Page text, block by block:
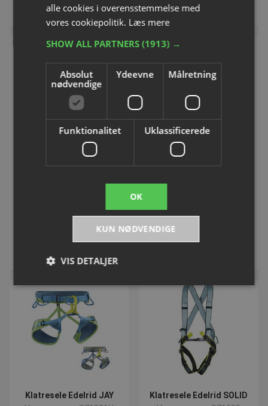
Køb Se varianter
Klatresele Edelrid Zack
Klatresele FRAGGLE II
Varenummer: S71030
Klatresele Edelrid JAY
Klatresele Edelrid SOLID
alle cookies i overensstemmelse med
vores cookiepolitik. Læs mere
SHOW ALL PARTNERS(1913) →
Absolut
nødvendige
Ydeevne Målretning
Funktionalitet Uklassificerede
OK
KUN NØDVENDIGE
VIS DETALJER
Absolut nødvendige
Målretning
Funktionalitet
Uklassificerede
Absolut nødvendige cookies muliggør
hjemmesidens grundlæggende funktionalitet såsom
brugerlogin og kontoadministration. Hjemmesiden